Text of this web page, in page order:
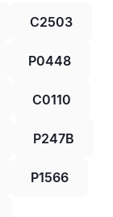
C2503
P0448
C0110
P247B
P1566